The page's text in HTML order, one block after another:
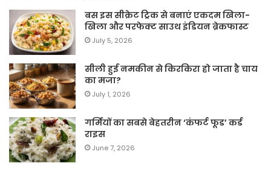
बस इस सीक्रेट ट्रिक से बनाएं एकदम खिला-
खिला और परफेक्ट साउथ इंडियन ब्रेकफास्ट
July 5, 2026
सीली हुई नमकीन से किरकिरा हो जाता है चाय
का मजा?
July 1, 2026
गर्मियों का सबसे बेहतरीन ‘कंफर्ट फूड’ कर्ड
राइस
June 7, 2026